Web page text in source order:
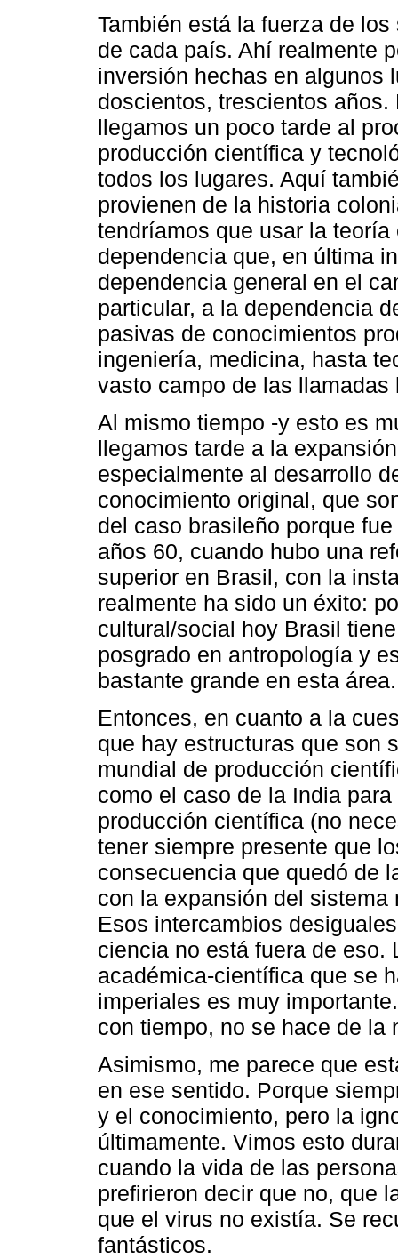
También está la fuerza de
de cada país. Ahí realmente
inversión hechas en algunos
doscientos, trescientos
llegamos un poco tarde al
producción científica y
todos los lugares. Aquí
provienen de la historia
tendríamos que usar la
dependencia que, en última
dependencia general en el
particular, a la dependencia
pasivas de conocimientos
ingeniería, medicina, hasta
vasto campo de las
Al mismo tiempo -y esto es
llegamos tarde a la
especialmente al desarrollo
conocimiento original, que
del caso brasileño porque
años 60, cuando hubo una
superior en Brasil, con la
realmente ha sido un éxito:
cultural/social hoy Brasil
posgrado en antropología y
bastante grande en esta área.
Entonces, en cuanto a la
que hay estructuras que son
mundial de producción
como el caso de la India
producción científica (no
tener siempre presente que
consecuencia que quedó de
con la expansión del
Esos intercambios
ciencia no está fuera de eso.
académica-científica que se
imperiales es muy
con tiempo, no se hace de la
Asimismo, me parece que
en ese sentido. Porque
y el conocimiento, pero la
últimamente. Vimos esto
cuando la vida de las
prefirieron decir que no, que
que el virus no existía. Se
fantásticos.